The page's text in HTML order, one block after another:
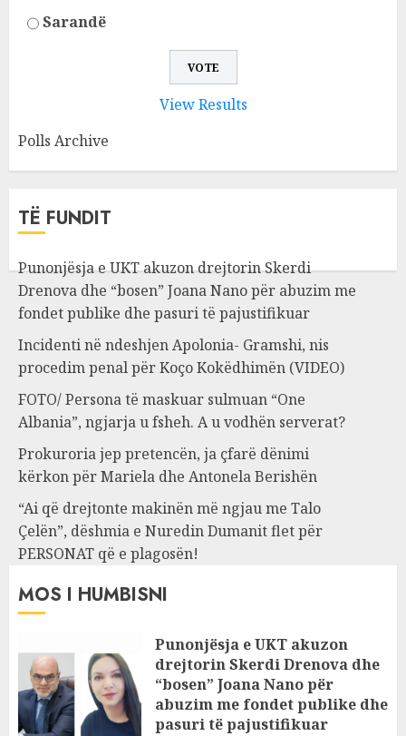
Sarandë
View Results
Polls Archive
TË FUNDIT
Punonjësja e UKT akuzon drejtorin Skerdi
Drenova dhe “bosen” Joana Nano për abuzim me
fondet publike dhe pasuri të pajustifikuar
Incidenti në ndeshjen Apolonia- Gramshi, nis
procedim penal për Koço Kokëdhimën (VIDEO)
FOTO/ Persona të maskuar sulmuan “One
Albania”, ngjarja u fsheh. A u vodhën serverat?
Prokuroria jep pretencën, ja çfarë dënimi
kërkon për Mariela dhe Antonela Berishën
“Ai që drejtonte makinën më ngjau me Talo
Çelën”, dëshmia e Nuredin Dumanit flet për
PERSONAT që e plagosën!
MOS I HUMBISNI
Punonjësja e UKT akuzon
drejtorin Skerdi Drenova dhe
“bosen” Joana Nano për
abuzim me fondet publike dhe
pasuri të pajustifikuar